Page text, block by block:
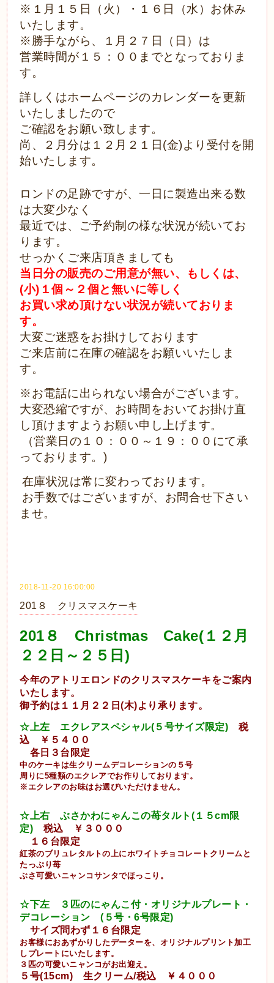
※１月１５日（火）・１６日（水）お休み
いたします。
※勝手ながら、１月２７日（日）は
営業時間が１５：００までとなっておりま
す。
詳しくはホームページのカレンダーを更新
いたしましたので
ご確認をお願い致します。
尚、２月分は１２月２１日(金)より受付を開
始いたします。
ロンドの足跡ですが、一日に製造出来る数
は大変少なく
最近では、ご予約制の様な状況が続いてお
ります。
せっか くご来店頂きましても
当日分の販売のご用意が無い、もしくは、
(小)１個～２個と無いに等しく
お買い求め頂けない状況が続いておりま
す。
大変ご迷惑をお掛けしております
ご来店前に在庫の確認をお願いいたしま
す。
※お電話に出られない場合がございます。
大変恐縮ですが、お時間をおいてお掛け直
し頂けますようお願い申し上げます。
（営業日の１０：００～１９：００にて承
っております。)
在庫状況は常に変わっております。
お手数ではございますが、お問合せ下さい
ませ。
2018-11-20 16:00:00
201８ クリスマスケーキ
201８ Christmas Cake(１２月
２２日～２５日)
今年のアトリエロンドのクリスマスケーキをご案内
いたします。
御予約は１１月２２日(木)より承ります。
☆上左 エクレアスペシャル(５号サイズ限定) 税
込 ￥５４００
各日３台限定
中のケーキは生クリームデコレーションの５号
周りに5種類のエクレアでお作りしております。
※エクレアのお味はお選びいただけません。
☆上右 ぶさかわにゃんこの苺タルト(１５cm限
定) 税込 ￥３０００
１６台限定
紅茶のブリュレタルトの上にホワイトチョコレートクリームと
たっぷり苺
ぶさ可愛いニャンコサンタでほっこり。
☆下左 ３匹のにゃんこ付・オリジナルプレート・
デコレーション (５号・6号限定)
サイズ問わず１６台限定
お客様におあずかりしたデーターを、オリジナルプリント加工
しプレートにいたします。
３匹の可愛いニャンコがお出迎え。
５号(15cm) 生クリーム/税込 ￥４０００